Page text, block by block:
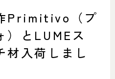
PRIVACY POLICY
プライバシーポリシー
TRANSACTION
Primitivo（プ
）とLUMEス
材入荷しまし